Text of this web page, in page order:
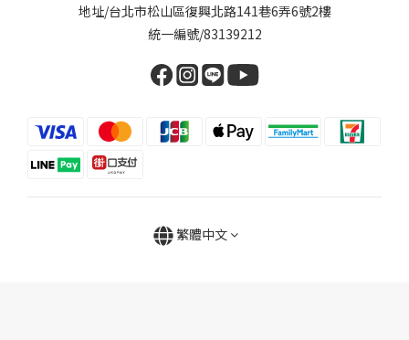
地址/台北市松山區復興北路141巷6弄6號2樓
統一編號/83139212
繁體中文